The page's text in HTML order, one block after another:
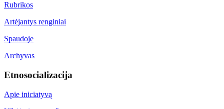
Rubrikos
Artėjantys renginiai
Spaudoje
Archyvas
Etnosocializacija
Apie iniciatyvą